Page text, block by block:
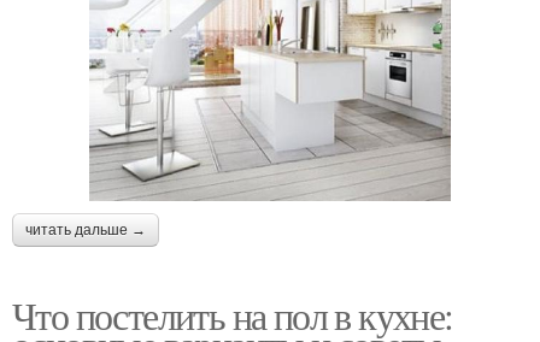
читать дальше →
Что постелить на пол в кухне: